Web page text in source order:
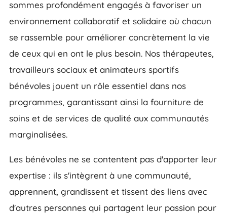
sommes profondément engagés à favoriser un
environnement collaboratif et solidaire où chacun
se rassemble pour améliorer concrètement la vie
de ceux qui en ont le plus besoin. Nos thérapeutes,
travailleurs sociaux et animateurs sportifs
bénévoles jouent un rôle essentiel dans nos
programmes, garantissant ainsi la fourniture de
soins et de services de qualité aux communautés
marginalisées.
Les bénévoles ne se contentent pas d'apporter leur
expertise : ils s'intègrent à une communauté,
apprennent, grandissent et tissent des liens avec
d'autres personnes qui partagent leur passion pour